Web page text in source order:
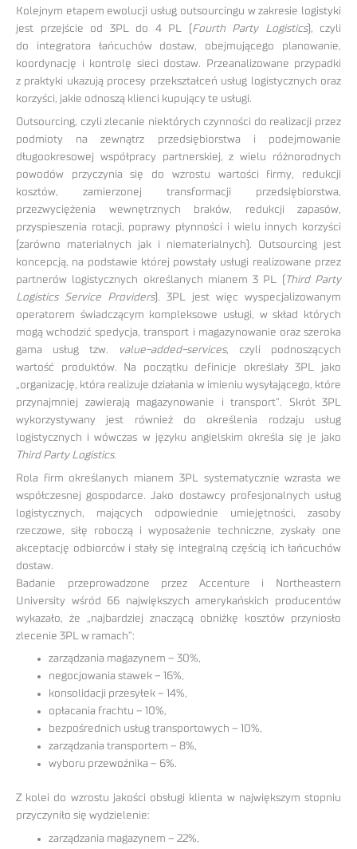
Kolejnym etapem ewolucji usług outsourcingu w zakresie logistyki
jest przejście od 3PL do 4 PL (
Fourth Party Logistics), czyli
do integratora łańcuchów dostaw, obejmującego planowanie,
koordynację i kontrolę sieci dostaw. Przeanalizowane przypadki
z praktyki ukazują procesy przekształceń usług logistycznych oraz
korzyści, jakie odnoszą klienci kupujący te usługi.
Outsourcing, czyli zlecanie niektórych czynności do realizacji przez
podmioty na zewnątrz przedsiębiorstwa i podejmowanie
długookresowej współpracy partnerskiej, z wielu różnorodnych
powodów przyczynia się do wzrostu wartości firmy, redukcji
kosztów, zamierzonej transformacji przedsiębiorstwa,
przezwyciężenia wewnętrznych braków, redukcji zapasów,
przyspieszenia rotacji, poprawy płynności i wielu innych korzyści
(zarówno materialnych jak i niematerialnych). Outsourcing jest
koncepcją, na podstawie której powstały usługi realizowane przez
partnerów logistycznych określanych mianem 3 PL (Third Party
Logistics Service Providers). 3PL jest więc wyspecjalizowanym
operatorem świadczącym kompleksowe usługi, w skład których
mogą wchodzić spedycja, transport i magazynowanie oraz szeroka
gama usług tzw.
value-added-services, czyli podnoszących
wartość produktów. Na początku definicje określały 3PL jako
„organizację, która realizuje działania w imieniu wysyłającego, które
przynajmniej zawierają magazynowanie i transport”. Skrót 3PL
wykorzystywany jest również do określenia rodzaju usług
logistycznych i wówczas w języku angielskim określa się je jako
Third Party Logistics.
Rola firm określanych mianem 3PL systematycznie wzrasta we
współczesnej gospodarce. Jako dostawcy profesjonalnych usług
logistycznych, mających odpowiednie umiejętności, zasoby
rzeczowe, siłę roboczą i wyposażenie techniczne, zyskały one
akceptację odbiorców i stały się integralną częścią ich łańcuchów
dostaw.
Badanie przeprowadzone przez Accenture i Northeastern
University wśród 66 największych amerykańskich producentów
wykazało, że „najbardziej znaczącą obniżkę kosztów przyniosło
zlecenie 3PL w ramach”:
zarządzania magazynem – 30%,
negocjowania stawek – 16%,
konsolidacji przesyłek – 14%,
opłacania frachtu – 10%,
bezpośrednich usług transportowych – 10%,
zarządzania transportem – 8%,
wyboru przewoźnika – 6%.
Z kolei do wzrostu jakości obsługi klienta w największym stopniu
przyczyniło się wydzielenie:
zarządzania magazynem – 22%,